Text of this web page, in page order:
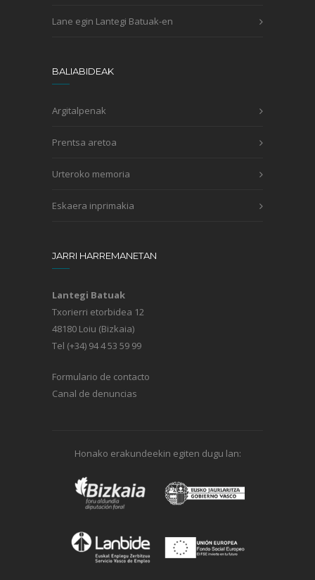
Lane egin Lantegi Batuak-en
BALIABIDEAK
Argitalpenak
Prentsa aretoa
Urteroko memoria
Eskaera inprimakia
JARRI HARREMANETAN
Lantegi Batuak
Txorierri etorbidea 12
48180 Loiu (Bizkaia)
Tel (+34) 94 4 53 59 99
Formulario de contacto
Canal de denuncias
Honako erakundeekin egiten dugu lan: